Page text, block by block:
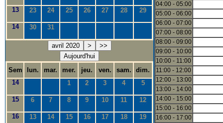
13 23 24 25 26 27 28 29
14 30 31
avril 2020 >
>>
Aujourd'hui
Sem
lun. mar. mer. jeu. ven. sam.
dim.
14
1 2 3 4 5
15 6 7 8 9 10 11 12
16 13 14 15 16 17 18 19
04:00 - 05:00
05:00 - 06:00
06:00 - 07:00
07:00 - 08:00
08:00 - 09:00
09:00 - 10:00
10:00 - 11:00
11:00 - 12:00
12:00 - 13:00
13:00 - 14:00
14:00 - 15:00
15:00 - 16:00
16:00 - 17:00